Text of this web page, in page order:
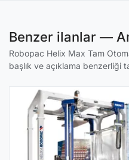
Benzer ilanlar —
Robopac Helix Max Tam
başlık ve açıklama benzerliği